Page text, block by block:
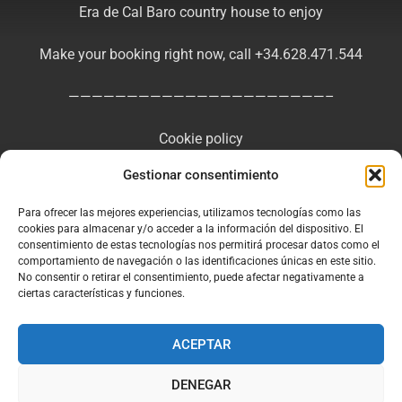
Gestionar consentimiento
Para ofrecer las mejores experiencias, utilizamos tecnologías como las
cookies para almacenar y/o acceder a la información del dispositivo. El
consentimiento de estas tecnologías nos permitirá procesar datos como el
comportamiento de navegación o las identificaciones únicas en este sitio.
No consentir o retirar el consentimiento, puede afectar negativamente a
ciertas características y funciones.
ACEPTAR
DENEGAR
Era de Cal Baro country house to enjoy
Make your booking right now, call +34.628.471.544
——————————————————————–
Cookie policy
Privacy Policy
Legal Notice and General Terms of Use